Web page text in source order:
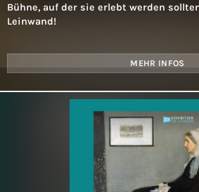
Bühne, auf der sie erlebt werden
Leinwand!
MEHR INFOS